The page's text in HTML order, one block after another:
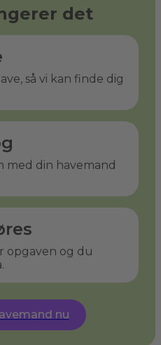
det
så vi kan finde dig
med din havemand
opgaven og du
nu